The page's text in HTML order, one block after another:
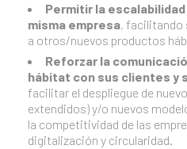
Permitir la
misma empresa, facilitando
a otros/nuevos productos
Reforzar la
hábitat con sus clientes y
facilitar el despliegue de
extendidos) y/o nuevos
la competitividad de las
digitalización y circularidad.